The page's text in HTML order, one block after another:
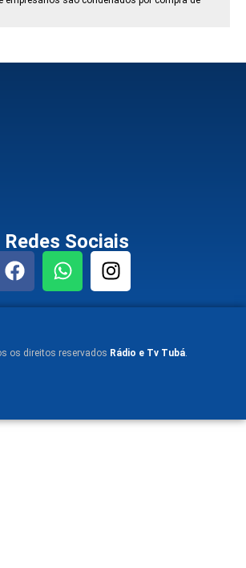
Redes Sociais
os direitos reservados Rádio e Tv Tubá.